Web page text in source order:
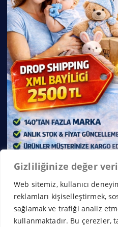
Gizliliğinize değer
Web sitemiz, kullanıcı
reklamları kişiselleştirmek,
sağlamak ve trafiği analiz
kullanmaktadır. Bu çerezler,